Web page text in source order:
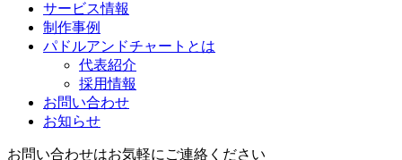
サービス情報
制作事例
パドルアンドチャートとは
代表紹介
採用情報
お問い合わせ
お知らせ
お問い合わせはお気軽にご連絡ください